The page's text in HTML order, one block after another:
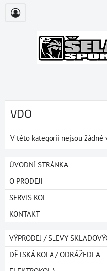
VDO
V této kategorii nejsou žádné
ÚVODNÍ STRÁNKA
O PRODEJI
SERVIS KOL
KONTAKT
VÝPRODEJ / SLEVY
DĚTSKÁ KOLA / ODRÁŽEDLA